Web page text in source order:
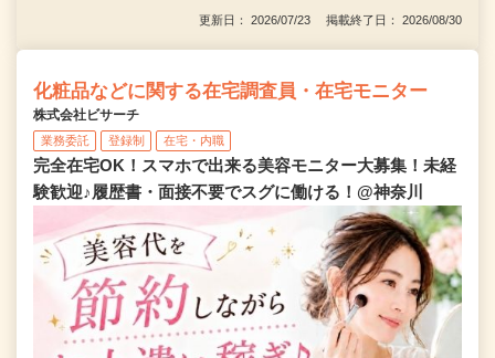
更新日： 2026/07/23 掲載終了日： 2026/08/30
化粧品などに関する在宅調査員・在宅モニター
株式会社ビサーチ
業務委託 登録制 在宅・内職
完全在宅OK！スマホで出来る美容モニター大募集！未経
験歓迎♪履歴書・面接不要でスグに働ける！@神奈川